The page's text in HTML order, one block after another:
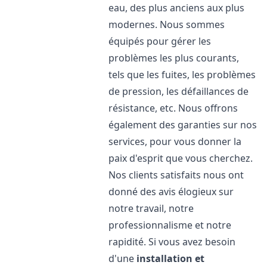
eau, des plus anciens aux plus
modernes. Nous sommes
équipés pour gérer les
problèmes les plus courants,
tels que les fuites, les problèmes
de pression, les défaillances de
résistance, etc. Nous offrons
également des garanties sur nos
services, pour vous donner la
paix d'esprit que vous cherchez.
Nos clients satisfaits nous ont
donné des avis élogieux sur
notre travail, notre
professionnalisme et notre
rapidité. Si vous avez besoin
d'une installation et